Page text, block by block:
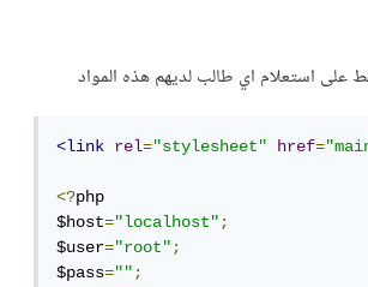
على استعلام اي طالب لديهم هذه المواد
<link rel="stylesheet" href=
<?php
$host="localhost";
$user="root";
$pass="";